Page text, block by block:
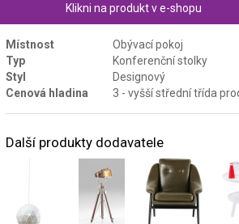
Klikni na produkt v e-shopu
Místnost
Obývací pokoj
Typ
Konferenční stolky
Styl
Designový
Cenová hladina
3 - vyšší střední třída
Další produkty dodavatele